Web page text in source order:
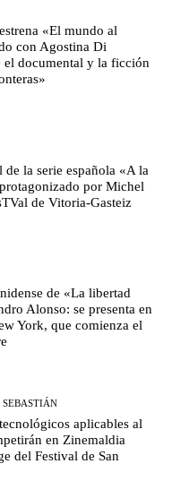
«El mundo al
con Agostina Di
el documental y la ficción
de la serie española «A la
por Michel
de Vitoria-Gasteiz
de «La libertad
Alonso: se presenta en
York, que comienza el
SEBASTIÁN
aplicables al
en Zinemaldia
del Festival de San